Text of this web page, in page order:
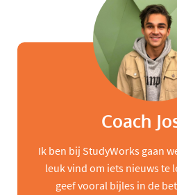
Coach
Ik ben bij StudyWorks gaan
leuk vind om iets nieuws te
geef vooral bijles in de